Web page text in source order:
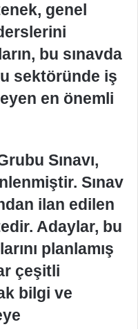
genel
bu sınavda
sektöründe iş
en önemli
Sınavı,
Sınav
ilan edilen
Adaylar, bu
planlamış
çeşitli
bilgi ve